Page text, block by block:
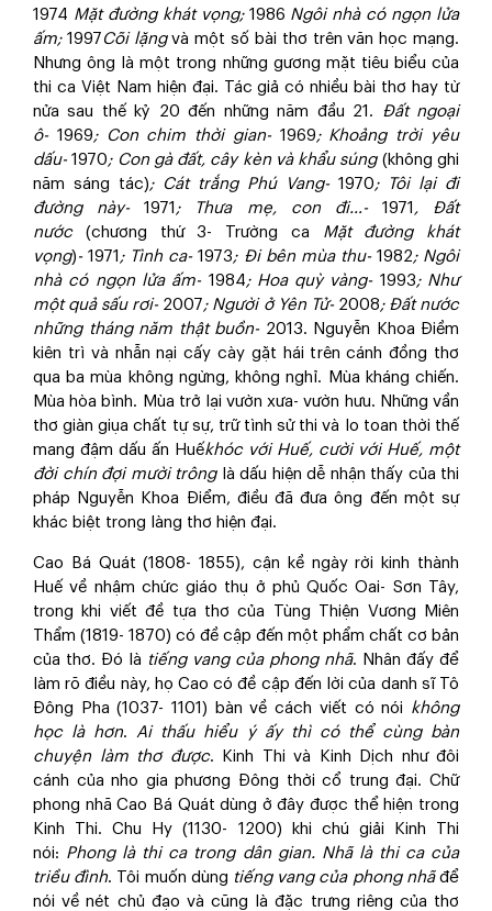
1974 Mặt đường khát vọng; 1986 Ngôi nhà có ngọn lửa
ấm; 1997 Cõi lặngvà một số bài thơ trên văn học mạng.
Nhưng ông là một trong những gương mặt tiêu biểu của
thi ca Việt Nam hiện đại. Tác giả có nhiều bài thơ hay từ
nửa sau thế kỷ 20 đến những năm đầu 21. Đất ngoại
ô- 1969; Con chim thời gian- 1969; Khoảng trời yêu
dấu-1970; Con gà đất, cây kèn và khẩu súng (không ghi
năm sáng tác); Cát trắng Phú Vang- 1970; Tôi lại đi
đường này-1971 ; Thưa mẹ, con đi…- 1971 , Đất
nước (chương thứ 3- Trường ca Mặt đường khát
vọng) -1971 ; Tình ca-1973; Đi bên mùa thu- 1982; Ngôi
nhà có ngọn lửa ấm- 1984; Hoa quỳ vàng- 1993; Như
một quả sấu rơi- 2007; Người ở Yên Tử- 2008; Đất nước
những tháng năm thật buồn- 2013. Nguyễn Khoa Điềm
kiên trì và nhẫn nại cấy cày gặt hái trên cánh đồng thơ
qua ba mùa không ngừng, không nghỉ. Mùa kháng chiến.
Mùa hòa bình. Mùa trở lại vườn xưa- vườn hưu. Những vần
thơ giàn giụa chất tự sự, trữ tình sử thi và lo toan thời thế
mang đậm dấu ấn Huếkhóc với Huế, cười với Huế, một
đời chín đợi mười trônglà dấu hiện dễ nhận thấy của thi
pháp Nguyễn Khoa Điểm, điều đã đưa ông đến một sự
khác biệt trong làng thơ hiện đại.
Cao Bá Quát (1808- 1855), cận kề ngày rời kinh thành
Huế về nhậm chức giáo thụ ở phủ Quốc Oai- Sơn Tây,
trong khi viết đề tựa thơ của Tùng Thiện Vương Miên
Thẩm (1819- 1870) có đề cập đến một phẩm chất cơ bản
của thơ. Đó là tiếng vang của phong nhã. Nhân đấy để
làm rõ điều này, họ Cao có đề cập đến lời của danh sĩ Tô
Đông Pha (1037- 1101) bàn về cách viết có nói không
học là hơn.Ai thấu hiểu ý ấy thì có thể cùng bàn
chuyện làm thơ được. Kinh Thi và Kinh Dịch như đôi
cánh của nho gia phương Đông thời cổ trung đại. Chữ
phong nhã Cao Bá Quát dùng ở đây được thể hiện trong
Kinh Thi. Chu Hy (1130- 1200) khi chú giải Kinh Thi
nói: Phong là thi ca trong dân gian. Nhã là thi ca của
triều đình. Tôi muốn dùng tiếng vang của phong nhãđể
nói về nét chủ đạo và cũng là đặc trưng riêng của thơ